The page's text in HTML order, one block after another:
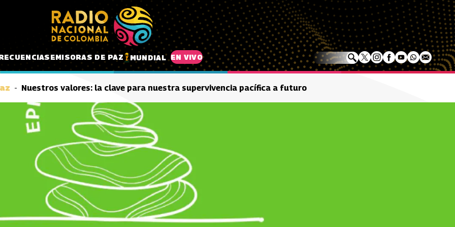
EMISORAS DE PAZ MUNDIAL EN VIVO
Nuestros valores: la clave para nuestra supervivencia pacífica a futuro